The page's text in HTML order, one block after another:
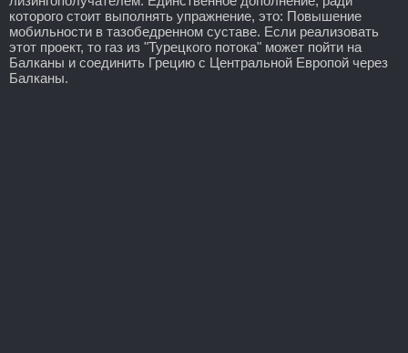
которого стоит выполнять упражнение, это: Повышение
мобильности в тазобедренном суставе. Если реализовать
этот проект, то газ из "Турецкого потока" может пойти на
Балканы и соединить Грецию с Центральной Европой через
Балканы.